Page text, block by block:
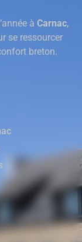
à Carnac,
se ressourcer
breton.